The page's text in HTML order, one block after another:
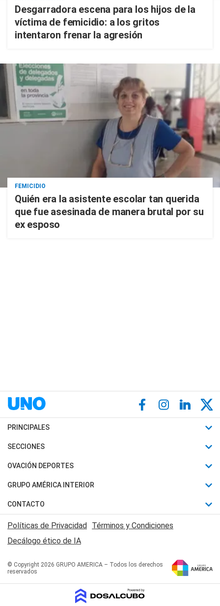
Desgarradora escena para los hijos de la
víctima de femicidio: a los gritos
intentaron frenar la agresión
FEMICIDIO
Quién era la asistente escolar tan querida
que fue asesinada de manera brutal por su
ex esposo
PRINCIPALES
Últimas Noticias
Política
Judiciales
Economia
SECCIONES
Horóscopo
Motores
Trucos caseros
Series y Películas
Edictos y Solicitadas
OVACIÓN DEPORTES
Fútbol
Mundial
Automovilismo
Rugby
Básquet
GRUPO AMÉRICA INTERIOR
Canal 7 en Vivo
San Juan 8
CONTACTO
Acerca de Nosotros
Contactanos
Políticas de Privacidad Términos y Condiciones
Decálogo ético de IA
© Copyright 2026 GRUPO AMERICA – Todos los derechos
reservados